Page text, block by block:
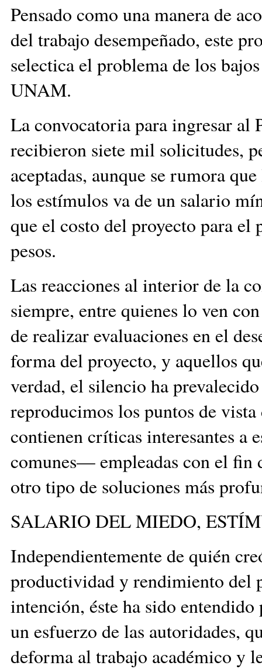
Pensado como una manera de
del trabajo desempeñado, este
selectica el problema de los
UNAM.
La convocatoria para ingresar al
recibieron siete mil solicitudes,
aceptadas, aunque se rumora
los estímulos va de un salario
que el costo del proyecto para
pesos.
Las reacciones al interior de la
siempre, entre quienes lo ven
de realizar evaluaciones en el
forma del proyecto, y aquellos
verdad, el silencio ha
reproducimos los puntos de
contienen críticas interesantes a
comunes— empleadas con el fin
otro tipo de soluciones más
SALARIO DEL MIEDO,
Independientemente de quién
productividad y rendimiento del
intención, éste ha sido
un esfuerzo de las autoridades,
deforma al trabajo académico y